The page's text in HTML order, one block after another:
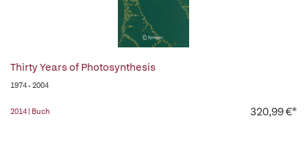
Thirty Years of Photosynthesis
1974 - 2004
2014 | Buch 320,99 €*